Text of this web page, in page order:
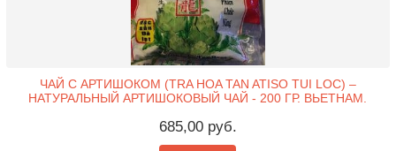
ЧАЙ С АРТИШОКОМ (TRA HOA TAN ATISO TUI LOC) –
НАТУРАЛЬНЫЙ АРТИШОКОВЫЙ ЧАЙ - 200 ГР. ВЬЕТНАМ.
685,00 руб.